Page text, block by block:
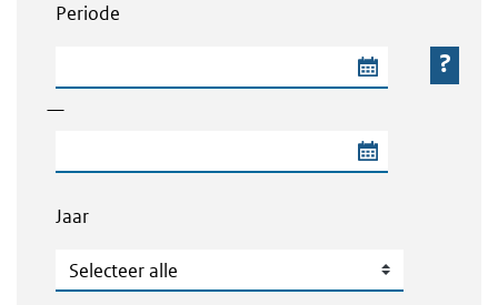
Periode
—
Jaar
Jaar